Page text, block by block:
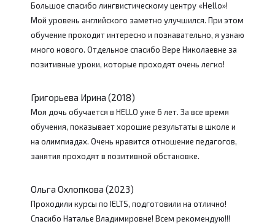
Большое спасибо лингвистическому центру «Hello»!
Мой уровень английского заметно улучшился. При этом
обучение проходит интересно и познавательно, я узнаю
много нового. Отдельное спасибо Вере Николаевне за
позитивные уроки, которые проходят очень легко!
Григорьева Ирина (2018)
Моя дочь обучается в HELLO уже 6 лет. За все время
обучения, показывает хорошие результаты в школе и
на олимпиадах. Очень нравится отношение педагогов,
занятия проходят в позитивной обстановке.
Ольга Охлопкова (2023)
Проходили курсы по IELTS, подготовили на отлично!
Спасибо Наталье Владимировне! Всем рекомендую!!!